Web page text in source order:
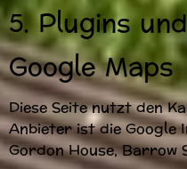
5. Plugins
Google Maps
Diese Seite nutzt den
Anbieter ist die Google
Gordon House, Barrow